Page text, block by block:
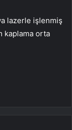
lazerle işlenmiş
kaplama orta